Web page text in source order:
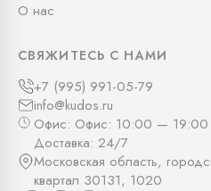
О нас
СВЯЖИТЕСЬ С НАМИ
+7 (995) 991-05-79
info@kudos.ru
Офис: Офис: 10:00 — 19:00
Доставка: 24/7
Московская область,
квартал 30131, 1020